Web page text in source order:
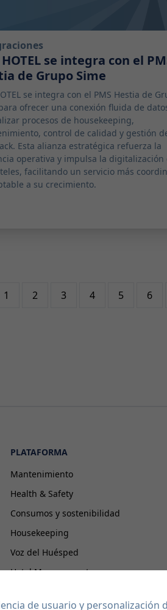
HOTEL se integra con el
de Grupo Sime
se integra con el PMS Hestia de
ofrecer una conexión fluida de
procesos de housekeeping,
control de calidad y gestión
Esta alianza estratégica refuerza la
operativa y impulsa la digitalización
facilitando un servicio más
a su crecimiento.
1 2 3 4 5 6
PLATAFORMA
Mantenimiento
Health & Safety
Consumos y sostenibilidad
Housekeeping
Voz del Huésped
Hotel Management
de usuario y personalización